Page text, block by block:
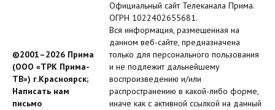
©2001–2026 Прима
(ООО «ТРК Прима-
ТВ») г.Красноярск;
Написать нам
письмо
Официальный сайт Телеканала Прима.
ОГРН 1022402655681.
Вся информация, размещенная на
данном веб-сайте, предназначена
только для персонального пользования
и не подлежит дальнейшему
воспроизведению и/или
распространению в какой-либо форме,
иначе как с активной ссылкой на данный